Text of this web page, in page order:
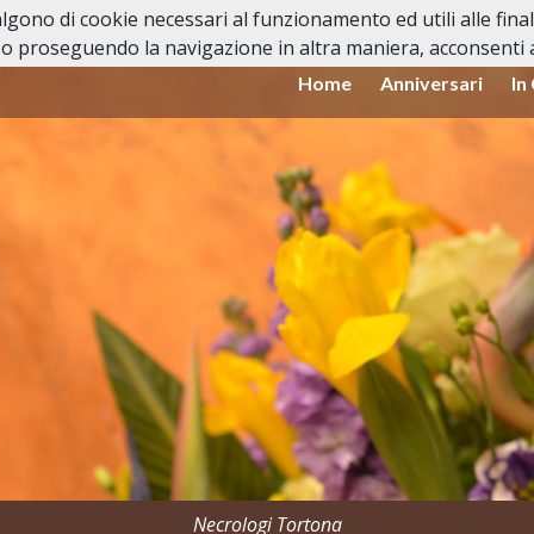
Home Anniversari In
Necrologi Tortona
di cookie necessari al funzionamento ed utili alle
proseguendo la navigazione in altra maniera, acconsenti